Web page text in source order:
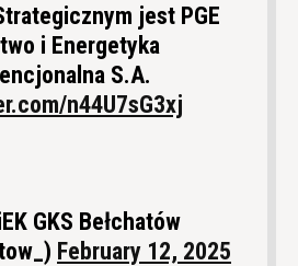
jest PGE
i Energetyka
S.A.
n44U7sG3xj
GKS Bełchatów
February 12, 2025